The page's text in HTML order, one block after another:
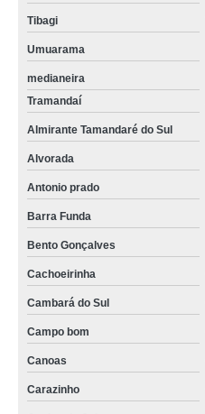
Tibagi
Umuarama
medianeira
Tramandaí
Almirante Tamandaré do Sul
Alvorada
Antonio prado
Barra Funda
Bento Gonçalves
Cachoeirinha
Cambará do Sul
Campo bom
Canoas
Carazinho